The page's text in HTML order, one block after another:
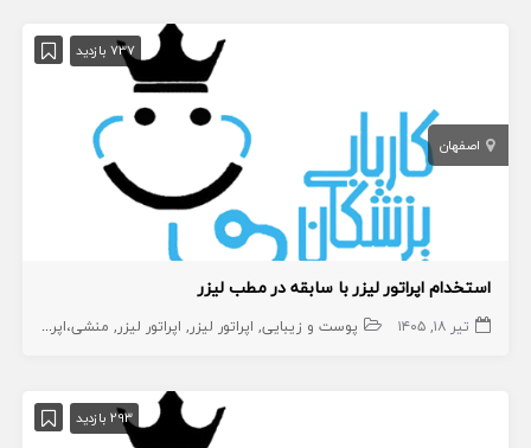
737 بازدید
اصفهان
استخدام اپراتور لیزر با سابقه در مطب لیزر
تیر ۱۸, ۱۴۰۵ پوست و زیبایی اپراتور لیزر اپراتور لیزر منشی،اپراتور،دستیار
293 بازدید